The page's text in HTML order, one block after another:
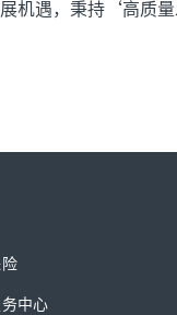
机遇，秉持‘高质
中心